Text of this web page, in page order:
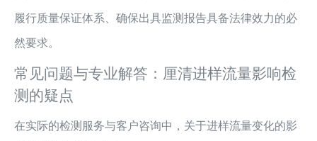
履行质量保证体系、确保出具监测报告具备法律效力的必
然要求。
常见问题与专业解答：厘清进样流量影响检
测的疑点
在实际的检测服务与客户咨询中，关于进样流量变化的影